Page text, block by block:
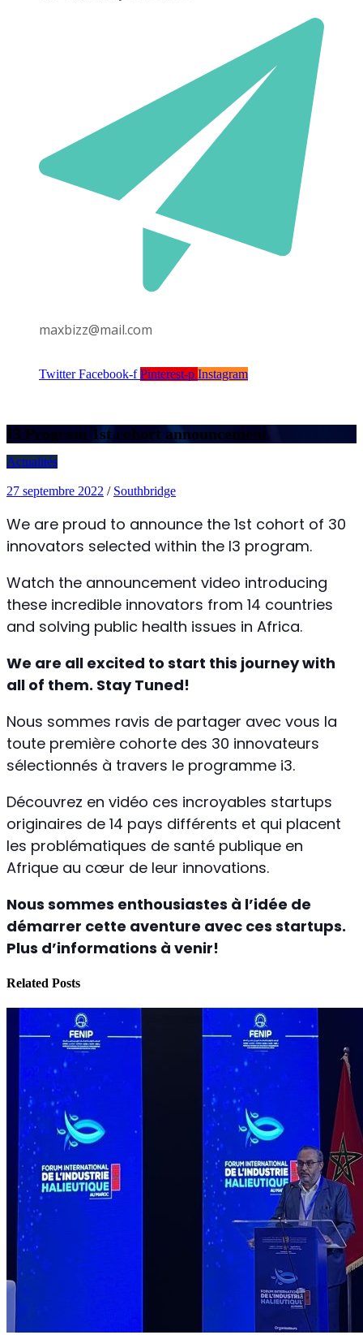
maxbizz@mail.com
Twitter Facebook-f Pinterest-p Instagram
I3 Program 1st cohort announcement
Actualités
27 septembre 2022 / Southbridge
We are proud to announce the 1st cohort of 30
innovators selected within the I3 program.
Watch the announcement video introducing
these incredible innovators from 14 countries
and solving public health issues in Africa.
We are all excited to start this journey with
all of them. Stay Tuned!
Nous sommes ravis de partager avec vous la
toute première cohorte des 30 innovateurs
sélectionnés à travers le programme i3.
Découvrez en vidéo ces incroyables startups
originaires de 14 pays différents et qui placent
les problématiques de santé publique en
Afrique au cœur de leur innovations.
Nous sommes enthousiastes à l’idée de
démarrer cette aventure avec ces startups.
Plus d’informations à venir!
Related Posts